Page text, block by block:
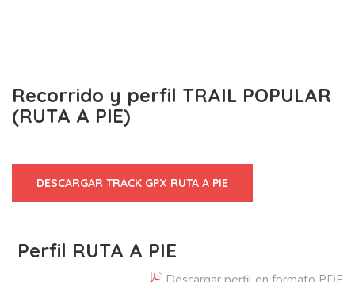
Recorrido y perfil TRAIL POPULAR
(RUTA A PIE)
DESCARGAR TRACK GPX RUTA A PIE
Perfil RUTA A PIE